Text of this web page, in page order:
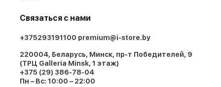
Связаться с нами
+375293191100 premium@i-store.by
220004, Беларусь, Минск, пр-т Победителей, 9
(ТРЦ Galleria Minsk, 1 этаж)
+375 (29) 386-78-04
Пн – Вс: 10:00 – 22:00